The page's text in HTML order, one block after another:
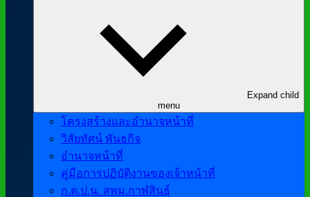
Expand child
menu
โครงสร้างและอำนาจหน้าที่
วิสัยทัศน์ พันธกิจ
อำนาจหน้าที่
คู่มือการปฏิบัติงานของเจ้าหน้าที่
ก.ต.ป.น. สพม.กาฬสินธุ์